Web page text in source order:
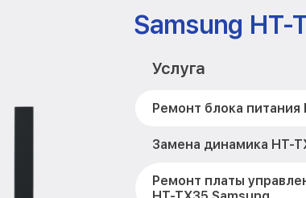
Samsung HT-
Услуга
Ремонт блока питания
Замена динамика HT-
Ремонт платы